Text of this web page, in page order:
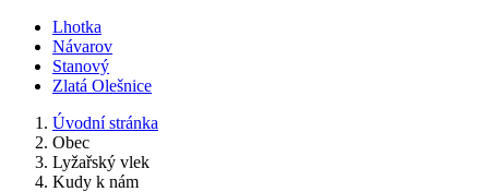
Lhotka
Návarov
Stanový
Zlatá Olešnice
Úvodní stránka
Obec
Lyžařský vlek
Kudy k nám